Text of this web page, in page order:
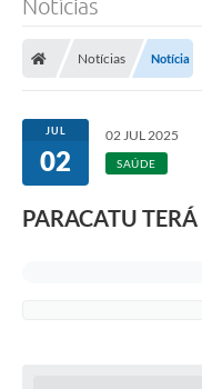
Notícias
Notícias Notícia
JUL
02
02 JUL 2025
SAÚDE
PARACATU